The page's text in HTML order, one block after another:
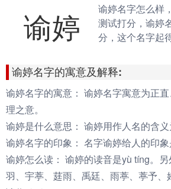
谕婷
谕婷名字怎么样
测试打分，谕婷
分，这个名字起
上为很棒的名字
字，70分以下为
谕婷名字的寓意及解释:
谕婷名字的寓意： 谕婷名字寓意为正
理之意。
谕婷是什么意思： 谕婷用作人名的含义
谕婷名字的印象： 名字谕婷给人的印象
谕婷怎么读： 谕婷的读音是yù tíng。
羽、宇葶、莛雨、禹廷、雨葶、葶予